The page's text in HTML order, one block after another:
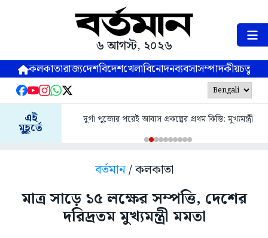
৬ আগস্ট, ২০২৬
কলকাতারাজ্যদেশবিদেশখেলাবিনোদনব্যবসাসম্পাদকীয়
এই
মুহূর্তে
দুর্গা পুজোর পরেই আবাস প্রকল্পের প্রথম কিস্তি: মুখ্যমন্ত্রী
বর্তমান/ কলকাতা
মাত্র সাড়ে ১৫ লক্ষের সম্পত্তি, দেশের
দরিদ্রতম মুখ্যমন্ত্রী মমতা